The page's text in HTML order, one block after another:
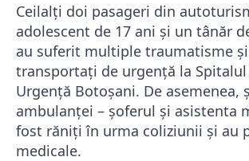
Ceilalți doi pasageri din
adolescent de 17 ani și un tânăr
au suferit multiple traumatisme
transportați de urgență la Spitalul
Urgență Botoșani. De asemenea,
ambulanței – șoferul și asistenta
fost răniți în urma coliziunii și au
medicale.